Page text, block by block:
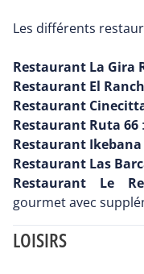
Les différents
Restaurant La Gira
Restaurant El
Restaurant
Restaurant Ruta 66
Restaurant Ikebana
Restaurant Las
Restaurant Le
gourmet avec
LOISIRS